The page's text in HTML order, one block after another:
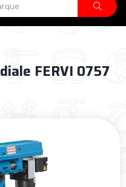
FERVI 0757